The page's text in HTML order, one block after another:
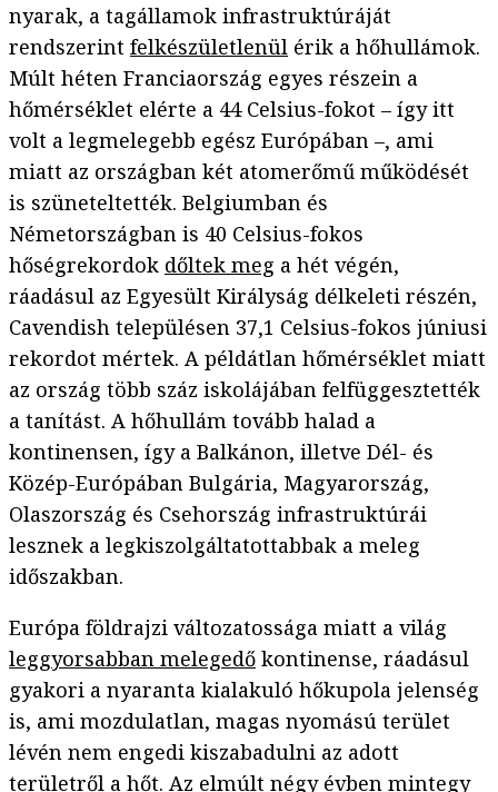
nyarak, a tagállamok infrastruktúráját
rendszerint felkészületlenül érik a hőhullámok.
Múlt héten Franciaország egyes részein a
hőmérséklet elérte a 44 Celsius-fokot – így itt
volt a legmelegebb egész Európában –, ami
miatt az országban két atomerőmű működését
is szüneteltették. Belgiumban és
Németországban is 40 Celsius-fokos
hőségrekordok dőltek meg a hét végén,
ráadásul az Egyesült Királyság délkeleti részén,
Cavendish településen 37,1 Celsius-fokos júniusi
rekordot mértek. A példátlan hőmérséklet miatt
az ország több száz iskolájában felfüggesztették
a tanítást. A hőhullám tovább halad a
kontinensen, így a Balkánon, illetve Dél- és
Közép-Európában Bulgária, Magyarország,
Olaszország és Csehország infrastruktúrái
lesznek a legkiszolgáltatottabbak a meleg
időszakban.
Európa földrajzi változatossága miatt a világ
leggyorsabban melegedő kontinense, ráadásul
gyakori a nyaranta kialakuló hőkupola jelenség
is, ami mozdulatlan, magas nyomású terület
lévén nem engedi kiszabadulni az adott
területről a hőt. Az elmúlt négy évben mintegy